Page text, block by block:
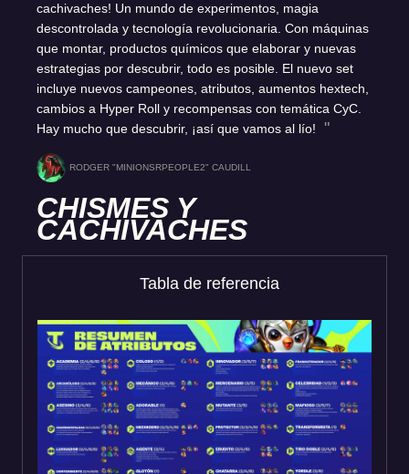
cachivaches! Un mundo de experimentos, magia
descontrolada y tecnología revolucionaria. Con máquinas
que montar, productos químicos que elaborar y nuevas
estrategias por descubrir, todo es posible. El nuevo set
incluye nuevos campeones, atributos, aumentos hextech,
cambios a Hyper Roll y recompensas con temática CyC.
Hay mucho que descubrir, ¡así que vamos al lío!
RODGER "MINIONSRPEOPLE2" CAUDILL
CHISMES Y
CACHIVACHES
Tabla de referencia